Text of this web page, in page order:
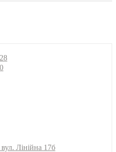
Лінійна 17б